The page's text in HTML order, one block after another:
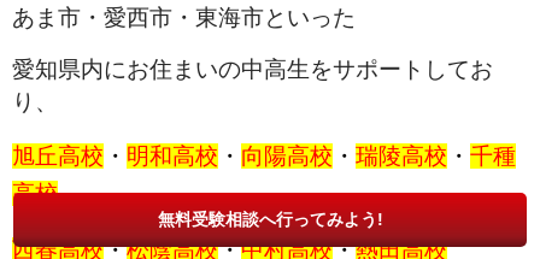
あま市・愛西市・東海市といった
愛知県内にお住まいの中高生をサポートしてお
り、
旭丘高校 ・ 明和高校 ・ 向陽高校 ・ 瑞陵高校 ・ 千種
高校
西春高校・松陰高校・中村高校・熱田高校
無料受験相談へ行ってみよう!